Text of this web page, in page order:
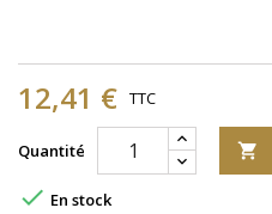
12,41 € TTC
Quantité 
 En stock